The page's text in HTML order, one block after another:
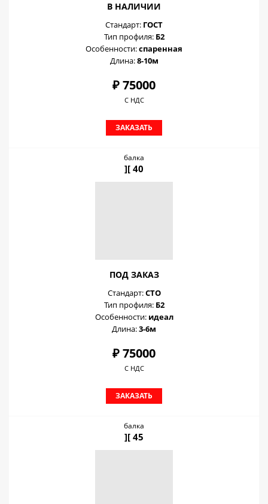
В НАЛИЧИИ
Стандарт: ГОСТ
Тип профиля: Б2
Особенности:спаренная
Длина:8-10м
₽ 75000
С НДС
ЗАКАЗАТЬ
балка
][ 40
ПОД ЗАКАЗ
Стандарт:СТО
Тип профиля: Б2
Особенности: идеал
Длина:3-6м
₽ 75000
С НДС
ЗАКАЗАТЬ
балка
][ 45